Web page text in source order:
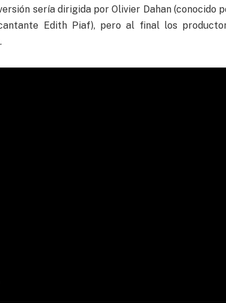
sería dirigida por Olivier Dahan (conocido
Edith Piaf), pero al final los